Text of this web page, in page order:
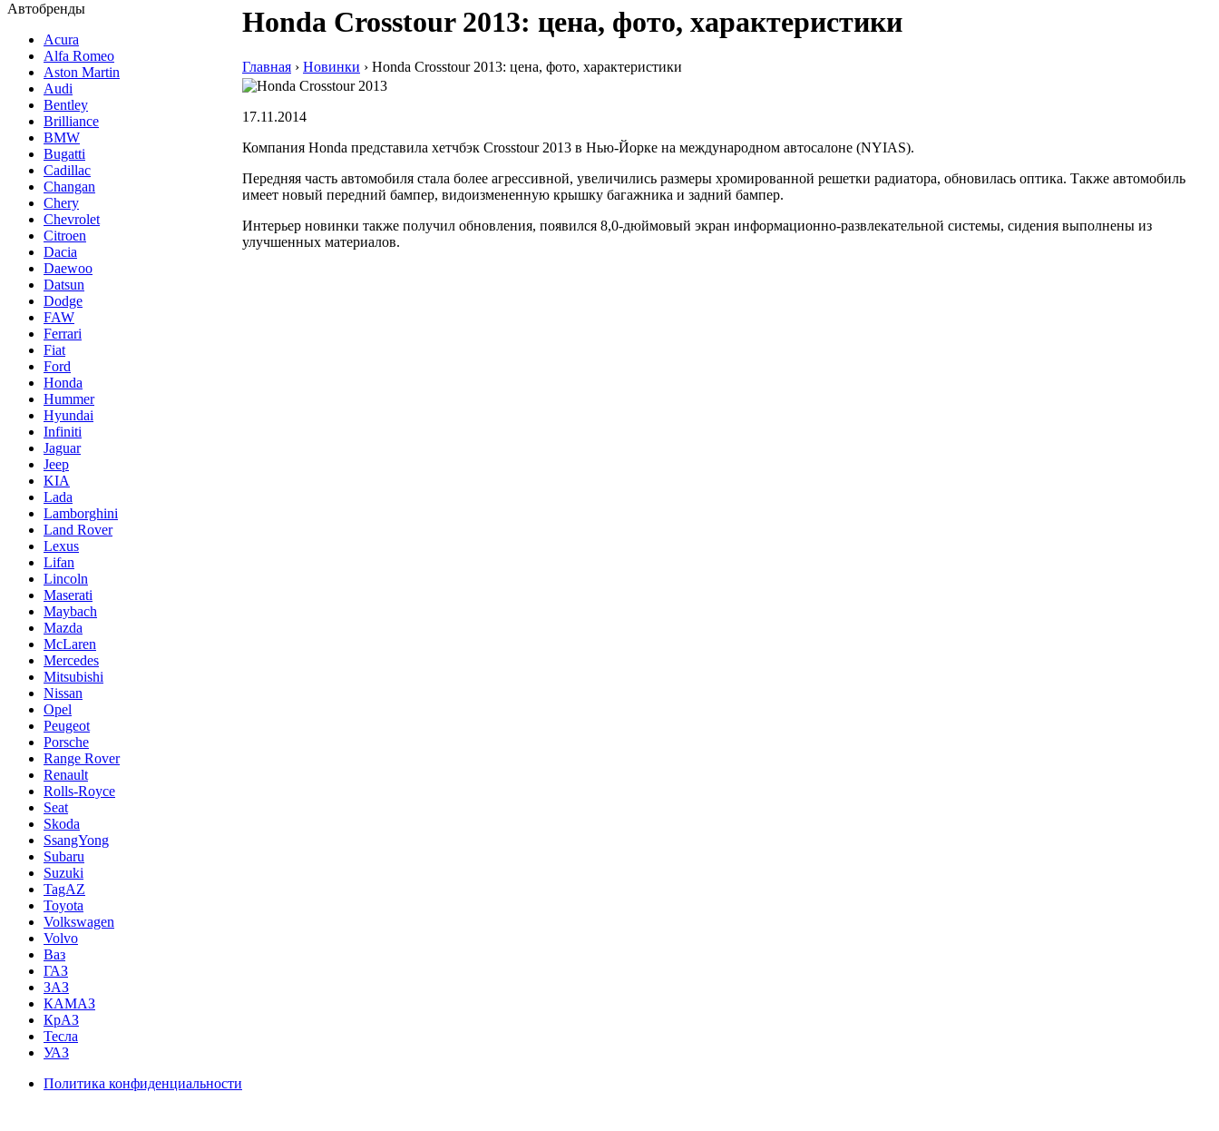
Автобренды
Acura
Alfa Romeo
Aston Martin
Audi
Bentley
Brilliance
BMW
Bugatti
Cadillac
Changan
Chery
Chevrolet
Citroen
Dacia
Daewoo
Datsun
Dodge
FAW
Ferrari
Fiat
Ford
Honda
Hummer
Hyundai
Infiniti
Jaguar
Jeep
KIA
Lada
Lamborghini
Land Rover
Lexus
Lifan
Lincoln
Maserati
Maybach
Mazda
McLaren
Mercedes
Mitsubishi
Nissan
Opel
Peugeot
Porsche
Range Rover
Renault
Rolls-Royce
Seat
Skoda
SsangYong
Subaru
Suzuki
TagAZ
Toyota
Volkswagen
Volvo
Ваз
ГАЗ
ЗАЗ
КАМАЗ
КрАЗ
Тесла
УАЗ
Политика конфиденциальности
Honda Crosstour 2013: цена, фото, характеристики
Главная › Hовинки › Honda Crosstour 2013: цена, фото, характеристики
17.11.2014
Компания Honda представила хетчбэк Crosstour 2013 в Нью-Йорке на международном автосалоне (NYIAS).
Передняя часть автомобиля стала более агрессивной, увеличились размеры хромированной решетки радиатора, обновилась оптика. Также автомобиль
имеет новый передний бампер, видоизмененную крышку багажника и задний бампер.
Интерьер новинки также получил обновления, появился 8,0-дюймовый экран информационно-развлекательной системы, сидения выполнены из
улучшенных материалов.